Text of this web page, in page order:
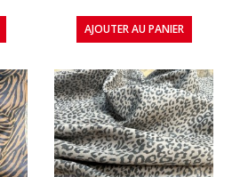
AJOUTER AU PANIER